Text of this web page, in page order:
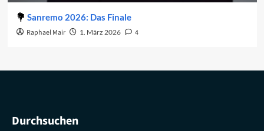
Sanremo 2026: Das Finale
Raphael Mair 1. März 2026 4
Durchsuchen